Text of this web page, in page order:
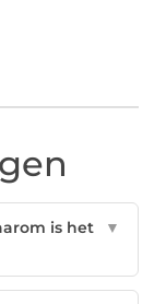
is het
▼